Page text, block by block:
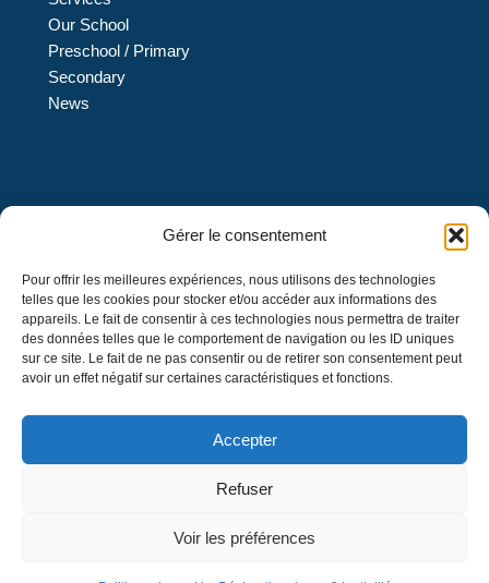
Gérer le consentement
Pour offrir les meilleures expériences, nous utilisons des technologies
telles que les cookies pour stocker et/ou accéder aux informations des
appareils. Le fait de consentir à ces technologies nous permettra de traiter
des données telles que le comportement de navigation ou les ID uniques
sur ce site. Le fait de ne pas consentir ou de retirer son consentement peut
avoir un effet négatif sur certaines caractéristiques et fonctions.
Accepter
Refuser
Voir les préférences
Our School
Preschool / Primary
Secondary
News
L’École L’Eau-Vive est une institution privée de confession
protestante évangélique et de langue française qui offre
des services d’éducation au préscolaire 4 et 5 ans et un
enseignement en formation générale au primaire et au
secondaire, menant à l’obtention d’un diplôme d’études
secondaires décerné par le ministre de l’Éducation du